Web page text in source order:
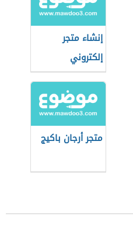
إنشاء متجر
إلكتروني
متجر أرجان باكيج